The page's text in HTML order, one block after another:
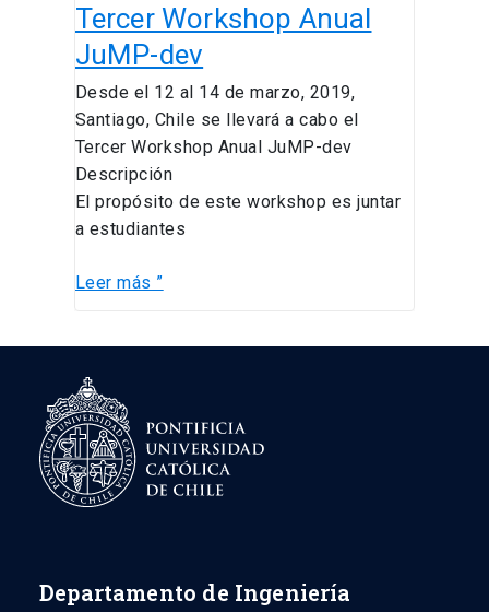
Tercer Workshop Anual
JuMP-dev
Desde el 12 al 14 de marzo, 2019,
Santiago, Chile se llevará a cabo el
Tercer Workshop Anual JuMP-dev
Descripción
El propósito de este workshop es juntar
a estudiantes
Workshop
Anual
JuMP-
dev
Leer más ”
Departamento de Ingeniería